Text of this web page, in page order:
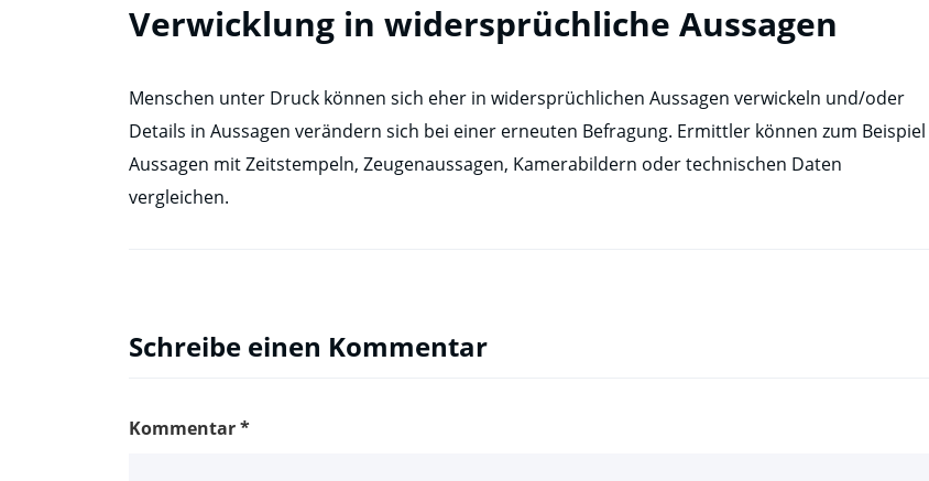
Verwicklung in widersprüchliche Aussagen
Menschen unter Druck können sich eher in widersprüchlichen Aussagen verwickeln und/oder
Details in Aussagen verändern sich bei einer erneuten Befragung. Ermittler können zum Beispiel
Aussagen mit Zeitstempeln, Zeugenaussagen, Kamerabildern oder technischen Daten
vergleichen.
Schreibe einen Kommentar
Kommentar*